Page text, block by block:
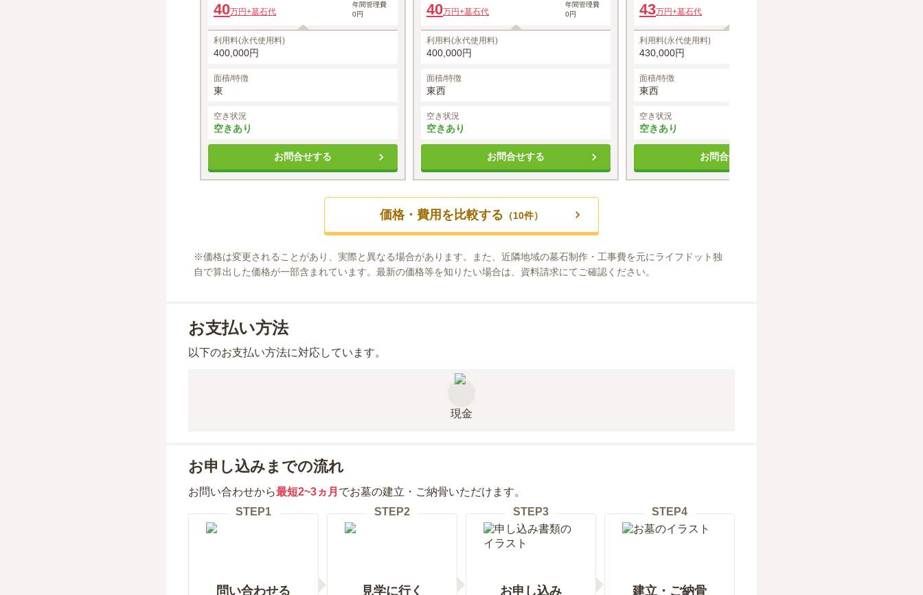
40万円+墓石代
年間管理費
0円
利用料(永代使用料)
400,000円
面積/特徴
東
空き状況
空きあり
お問合せする
40万円+墓石代
年間管理費
0円
利用料(永代使用料)
400,000円
面積/特徴
東西
空き状況
空きあり
お問合せする
43万円+墓石代
利用料(永代使用料)
430,000円
面積/特徴
東西
空き状況
空きあり
お問合せする
価格・費用を比較する （10件）
※価格は変更されることがあり、実際と異なる場合があります。また、近隣地域の墓石制作・工事費を元にライフドット独
自で算出した価格が一部含まれています。最新の価格等を知りたい場合は、資料請求にてご確認ください。
お支払い方法
以下のお支払い方法に対応しています。
現金
お申し込みまでの流れ
お問い合わせから最短2~3ヵ月 でお墓の建立・ご納骨いただけます。
STEP1
問い合わせる
STEP2
見学に行く
STEP3
お申し込み
STEP4
建立・ご納骨